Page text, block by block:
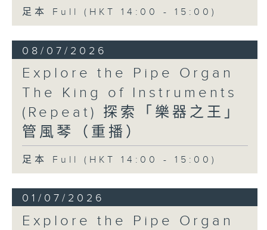
足本 Full (HKT 14:00 - 15:00)
08/07/2026
Explore the Pipe Organ
The King of Instruments
(Repeat) 探索「樂器之王」
管風琴（重播）
足本 Full (HKT 14:00 - 15:00)
01/07/2026
Explore the Pipe Organ